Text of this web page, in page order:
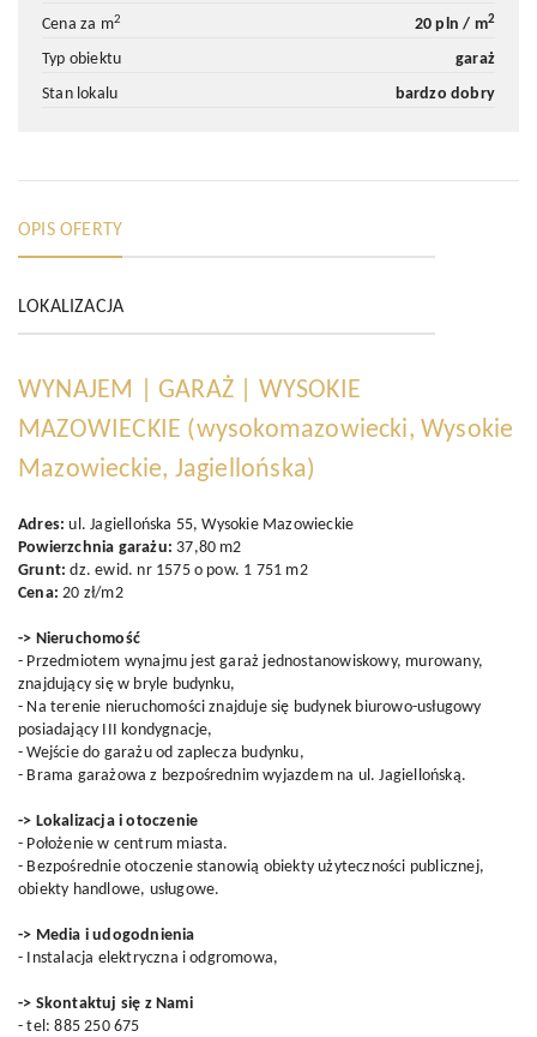
cena za m2 20 pln / m2
typ obiektu
garaż
stan lokalu
bardzo dobry
OPIS OFERTY
LOKALIZACJA
WYNAJEM | GARAŻ | WYSOKIE
MAZOWIECKIE (wysokomazowiecki, Wysokie
Mazowieckie, Jagiellońska)
Adres: ul. Jagiellońska 55, Wysokie Mazowieckie
Powierzchnia garażu: 37,80 m2
Grunt: dz. ewid. nr 1575 o pow. 1 751 m2
Cena: 20 zł/m2
-> Nieruchomość
- Przedmiotem wynajmu jest garaż jednostanowiskowy, murowany,
znajdujący się w bryle budynku,
- Na terenie nieruchomości znajduje się budynek biurowo-usługowy
posiadający III kondygnacje,
- Wejście do garażu od zaplecza budynku,
- Brama garażowa z bezpośrednim wyjazdem na ul. Jagiellońską.
-> Lokalizacja i otoczenie
- Położenie w centrum miasta.
- Bezpośrednie otoczenie stanowią obiekty użyteczności publicznej,
obiekty handlowe, usługowe.
-> Media i udogodnienia
- Instalacja elektryczna i odgromowa,
-> Skontaktuj się z Nami
- tel: 885 250 675